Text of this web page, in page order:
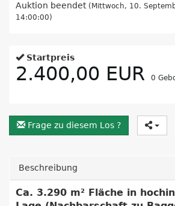
Auktion beendet (Mittwoch, 10.
14:00:00)
Startpreis
2.400,00 EUR 0
Frage zu diesem Los ?
Beschreibung
Ca. 3.290 m² Fläche in